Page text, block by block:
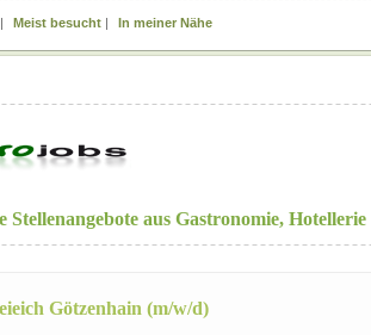
| Meist besucht | In meiner Nähe
Stellenangebote aus Gastronomie,
Götzenhain (m/w/d)